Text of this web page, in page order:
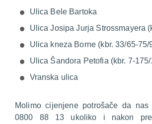
Ulica Bele Bartoka
Ulica Josipa Jurja Strossmayera
Ulica kneza Borne (kbr. 33/65-75/
Ulica Šandora Petofia (kbr. 7-
Vranska ulica
Molimo cijenjene potrošače da nas
0800 88 13 ukoliko i nakon